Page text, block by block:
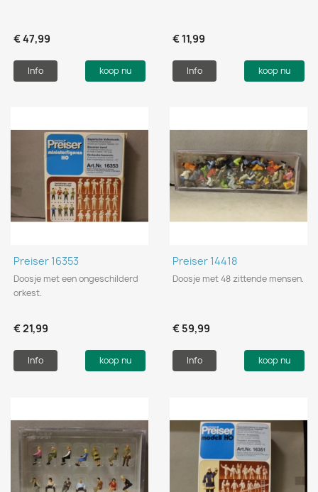
€ 47,99
Info koop nu
€ 11,99
Info koop nu
Preiser 16353
Doosje met een ongeschilderd
orkest.
€ 21,99
Info koop nu
Preiser 14418
Doosje met 48 zittende mensen.
€ 59,99
Info koop nu